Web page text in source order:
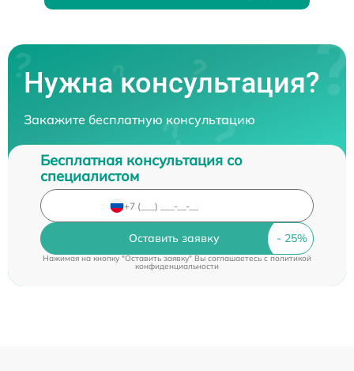
Нужна консультация?
Закажите бесплатную консультацию
Бесплатная консультация со
специалистом
Оставить заявку
Нажимая на кнопку "Оставить заявку" Вы соглашаетесь c политикой
конфиденциальности